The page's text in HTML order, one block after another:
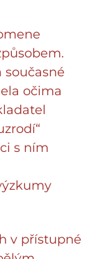
současné
očima
s ním
v přístupné